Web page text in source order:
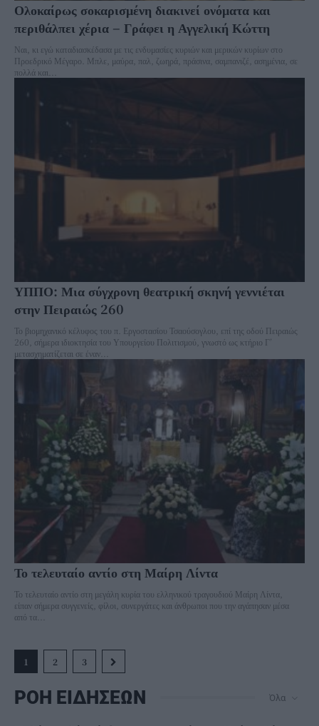
Ολοκαίρως σοκαρισμένη διακινεί ονόματα και
περιθάλπει χέρια – Γράφει η Αγγελική Κώττη
Ναι, κι εγώ καταδιασκέδασα με τις ενδυμασίες κυριών και μερικών κυρίων στο
Προεδρικό Μέγαρο. Μπλε, μαύρα, παλ, ζωηρά, πράσινα, σαμπανιζέ, ασημένια, σε
πολλά και...
ΥΠΠΟ: Μια σύγχρονη θεατρική σκηνή γεννιέται
στην Πειραιώς 260
Το βιομηχανικό κέλυφος του π. Εργοστασίου Τσαούσογλου, επί της οδού Πειραιώς
260, σήμερα ιδιοκτησία του Υπουργείου Πολιτισμού, γνωστό ως κτήριο Γ’
μετασχηματίζεται σε έναν...
Το τελευταίο αντίο στη Μαίρη Λίντα
Το τελευταίο αντίο στη μεγάλη κυρία του ελληνικού τραγουδιού Μαίρη Λίντα,
είπαν σήμερα συγγενείς, φίλοι, συνεργάτες και άνθρωποι που την αγάπησαν μέσα
από τα...
1 2 3
ΡΟΗ ΕΙΔΗΣΕΩΝ Όλα